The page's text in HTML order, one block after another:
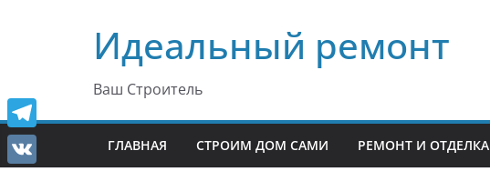
содержимомуИдеальный ремонт
Ваш Строитель
ГЛАВНАЯ СТРОИМ ДОМ САМИ РЕМОНТ И ОТДЕЛКА
T